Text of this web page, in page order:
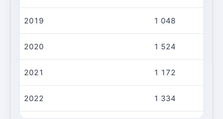
2019 1 048
2020 1 524
2021 1 172
2022 1 334